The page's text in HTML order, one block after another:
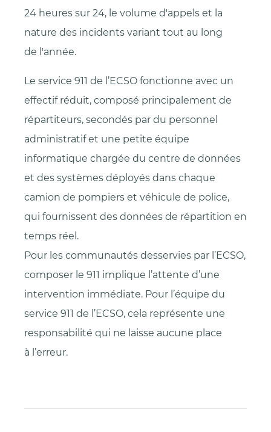
24 heures sur 24, le volume d'appels et la
nature des incidents variant tout au long
de l'année.
Le service 911 de l’ECSO fonctionne avec un
effectif réduit, composé principalement de
répartiteurs, secondés par du personnel
administratif et une petite équipe
informatique chargée du centre de données
et des systèmes déployés dans chaque
camion de pompiers et véhicule de police,
qui fournissent des données de répartition en
temps réel.
Pour les communautés desservies par l’ECSO,
composer le 911 implique l’attente d’une
intervention immédiate. Pour l’équipe du
service 911 de l’ECSO, cela représente une
responsabilité qui ne laisse aucune place
à l’erreur.